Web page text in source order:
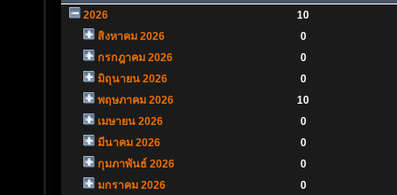
2026
10
สิงหาคม 2026
0
กรกฎาคม 2026
0
มิถุนายน 2026
0
พฤษภาคม 2026
10
เมษายน 2026
0
มีนาคม 2026
0
กุมภาพันธ์ 2026
0
มกราคม 2026
0